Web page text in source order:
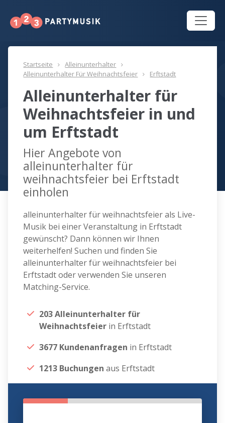
Startseite
Alleinunterhalter
Alleinunterhalter Für Weihnachtsfeier
Erftstadt
Alleinunterhalter für
Weihnachtsfeier in und
um Erftstadt
Hier Angebote von
alleinunterhalter für
weihnachtsfeier bei Erftstadt
einholen
alleinunterhalter für weihnachtsfeier als Live-
Musik bei einer Veranstaltung in Erftstadt
gewünscht? Dann können wir Ihnen
weiterhelfen! Suchen und finden Sie
alleinunterhalter für weihnachtsfeier bei
Erftstadt oder verwenden Sie unseren
Matching-Service.
203 Alleinunterhalter für
Weihnachtsfeier in Erftstadt
3677 Kundenanfragen in Erftstadt
1213 Buchungen aus Erftstadt